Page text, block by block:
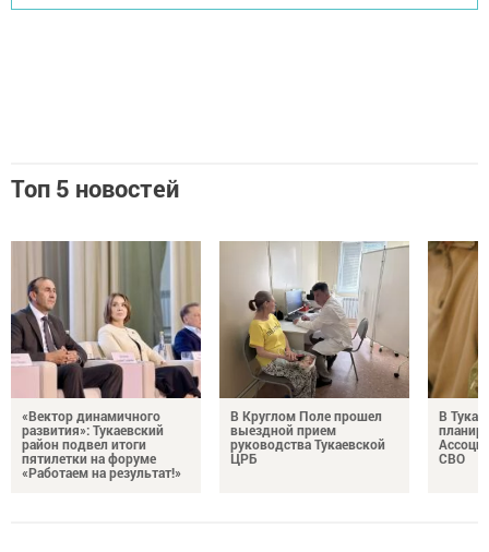
Топ 5 новостей
«Вектор динамичного
развития»: Тукаевский
район подвел итоги
пятилетки на форуме
«Работаем на результат!»
В Круглом Поле прошел
выездной прием
руководства Тукаевской
ЦРБ
В
СВО